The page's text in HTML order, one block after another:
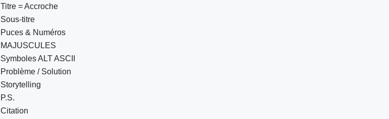
Titre = Accroche
Sous-titre
Puces & Numéros
MAJUSCULES
Symboles ALT ASCII
Problème / Solution
Storytelling
P.S.
Citation